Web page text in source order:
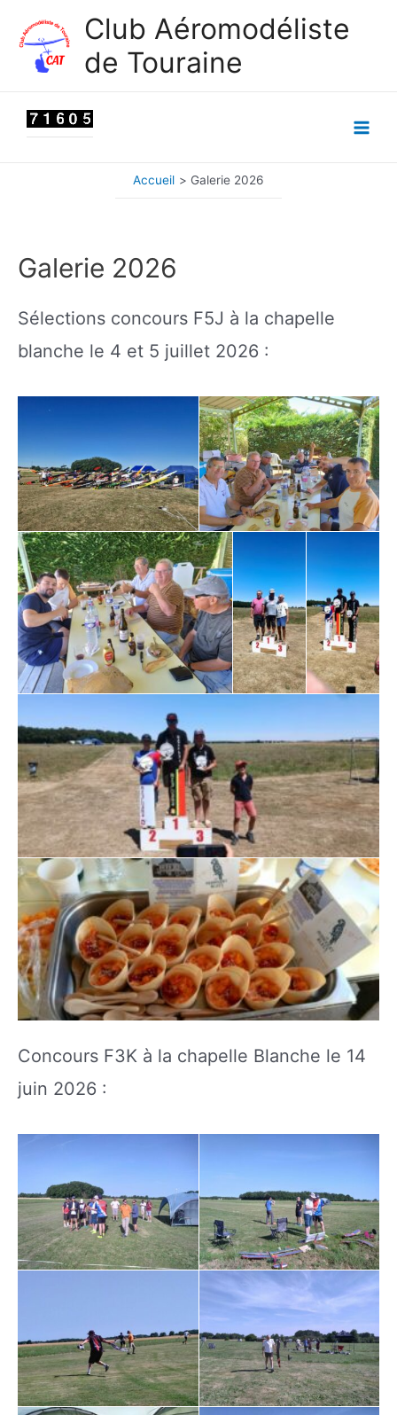
contenu
Club Aéromodéliste
de Touraine
Accueil Galerie 2026
Galerie 2026
Sélections concours F5J à la chapelle
blanche le 4 et 5 juillet 2026 :
Concours F3K à la chapelle Blanche le 14
juin 2026 :